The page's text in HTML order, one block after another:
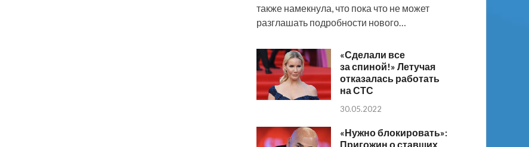
также намекнула, что пока что не может
разглашать подробности нового…
«Сделали все
за спиной!» Летучая
отказалась работать
на СТС
30.05.2022
«Нужно блокировать»:
Пригожин о ставших